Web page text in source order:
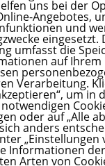
stattfinden,
temperiert
15 Min. vor
bitte einfach
).
in derNuudel-
uns bei der
Angebotes,
und
eingesetzt.
umfasst die
auf Ihrem
Verarbeitung.
um in
oder auf „Alle
anders
„Einstellungen
Informationen
Arten von